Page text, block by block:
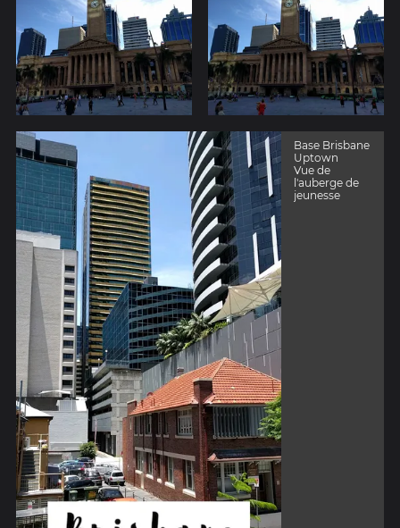
Base Brisbane
Uptown
Vue de
l'auberge de
jeunesse